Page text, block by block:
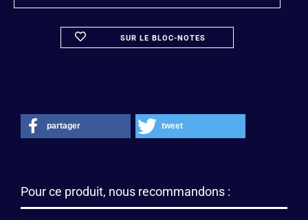
SUR LE BLOC-NOTES
partager tweet
Pour ce produit, nous recommandons :